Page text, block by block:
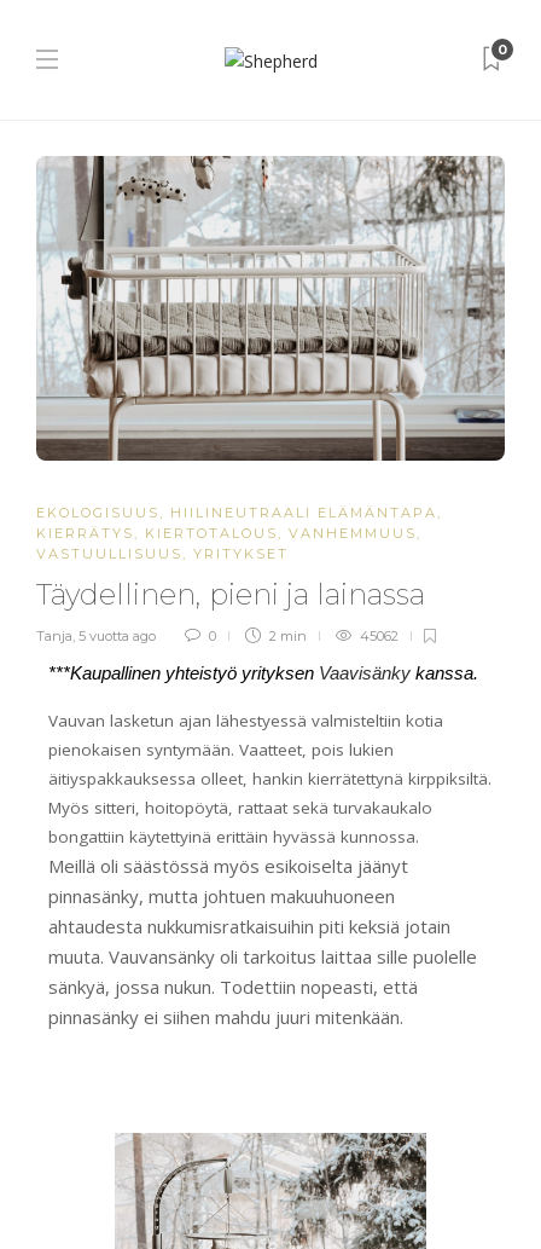
0
EKOLOGISUUS HIILINEUTRAALI ELÄMÄNTAPA
KIERRÄTYS
KIERTOTALOUS VANHEMMUUS
VASTUULLISUUS
YRITYKSET
Täydellinen, pieni ja lainassa
Tanja 5 vuotta ago 0 2 min 45062
***Kaupallinen yhteistyö yrityksen Vaavisänky kanssa.
Vauvan lasketun ajan lähestyessä valmisteltiin kotia
pienokaisen syntymään. Vaatteet, pois lukien
äitiyspakkauksessa olleet, hankin kierrätettynä kirppiksiltä.
Myös sitteri, hoitopöytä, rattaat sekä turvakaukalo
bongattiin käytettyinä erittäin hyvässä kunnossa.
Meillä oli säästössä myös esikoiselta jäänyt
pinnasänky, mutta johtuen makuuhuoneen
ahtaudesta nukkumisratkaisuihin piti keksiä jotain
muuta. Vauvansänky oli tarkoitus laittaa sille puolelle
sänkyä, jossa nukun. Todettiin nopeasti, että
pinnasänky ei siihen mahdu juuri mitenkään.